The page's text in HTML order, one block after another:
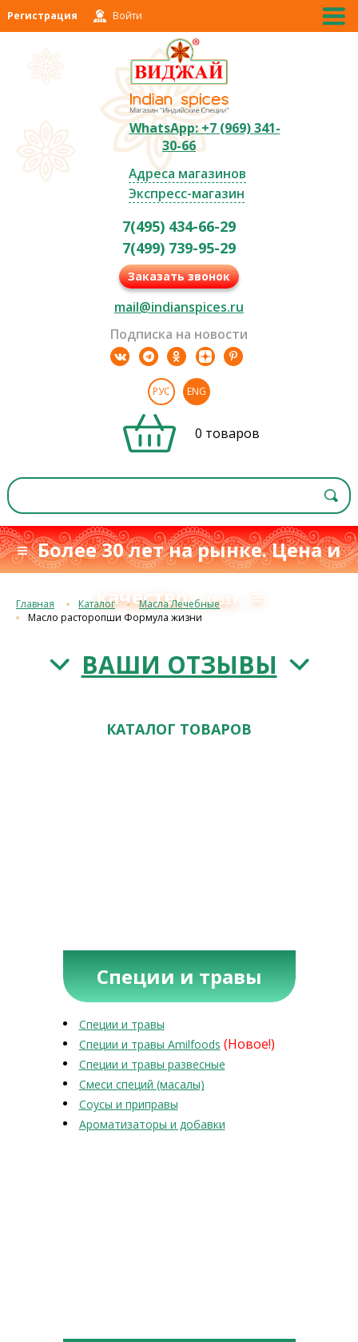
Регистрация Войти
WhatsApp: +7 (969) 341-
30-66
Адреса магазинов
Экспресс-магазин
7(495) 434-66-29
7(499) 739-95-29
Заказать звонок
mail@indianspices.ru
Подписка на новости
РУС ENG
0 товаров
≡ Более 30 лет на рынке. Цена и
качествос 1993 г. ≡
Главная Каталог
Масла Лечебные
Масло расторопши Формула жизни
ВАШИ ОТЗЫВЫ
КАТАЛОГ ТОВАРОВ
Специи и травы
Специи и травы
Специи и травы Amilfoods (Новое!)
Специи и травы развесные
Смеси специй (масалы)
Соусы и приправы
Ароматизаторы и добавки